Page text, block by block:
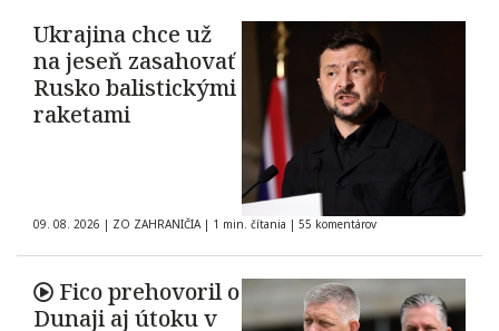
Ukrajina chce už
na jeseň zasahovať
Rusko balistickými
raketami
09. 08. 2026 | ZO ZAHRANIČIA | 1 min. čítania | 55 komentárov
Fico prehovoril o
Dunaji aj útoku v